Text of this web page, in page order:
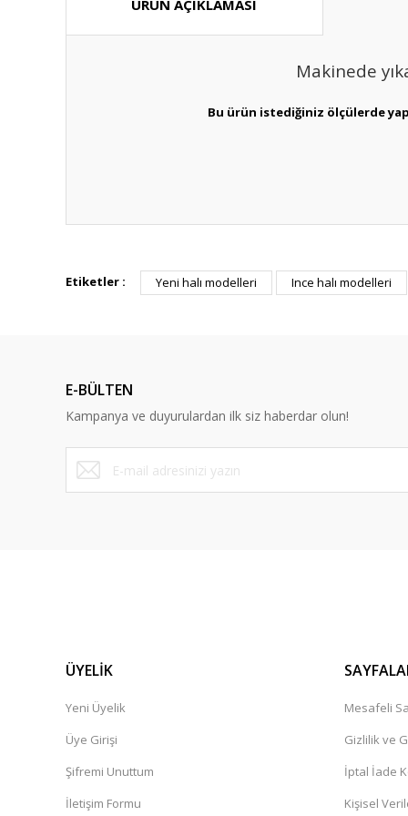
ÜRÜN AÇIKLAMASI
Makinede
Bu ürün istediğiniz ölçülerde
Görüş ve önerileriniz için teşekkür ederiz.
Ürün fiyatı diğer sitelerden daha pahalı.
Bu ürüne benzer farklı alternatifler olmalı.
Etiketler : Yeni halı modelleri Ince halı modelleri
E-BÜLTEN
Kampanya ve duyurulardan ilk siz haberdar olun!
ÜYELİK
Yeni Üyelik
Üye Girişi
Şifremi Unuttum
İletişim Formu
Mesafeli
Gizlilik ve
İptal İade
Kişisel